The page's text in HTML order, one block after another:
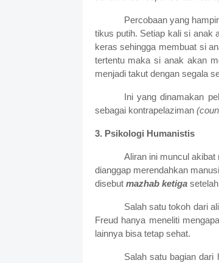
Percobaan yang
tikus putih. Setiap kali si anak
keras sehingga membuat si
tertentu maka si anak akan
menjadi takut dengan segala
Ini yang dinamakan
sebagai kontrapelaziman
3. Psikologi Humanistis
Aliran ini muncul
dianggap merendahkan
disebut mazhab ketigasetelah
Salah satu tokoh dari
Freud hanya meneliti
lainnya bisa tetap sehat.
Salah satu bagian dari